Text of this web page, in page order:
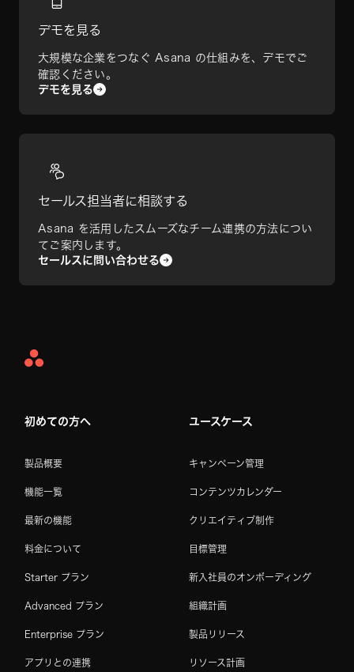
デモを見る
大規模な企業をつなぐ Asana の仕組みを、デモでご
確認ください。
デモを見る
セールス担当者に相談する
Asana を活用したスムーズなチーム連携の方法につい
てご案内します。
セールスに問い合わせる
Asana
初めての方へ
製品概要
機能一覧
最新の機能
料金について
Starter プラン
Advanced プラン
Enterprise プラン
アプリとの連携
ユースケース
キャンペーン管理
コンテンツカレンダー
クリエイティブ制作
目標管理
新入社員のオンボーディング
組織計画
製品リリース
リソース計画